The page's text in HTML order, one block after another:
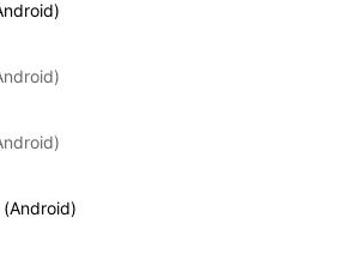
(Android)